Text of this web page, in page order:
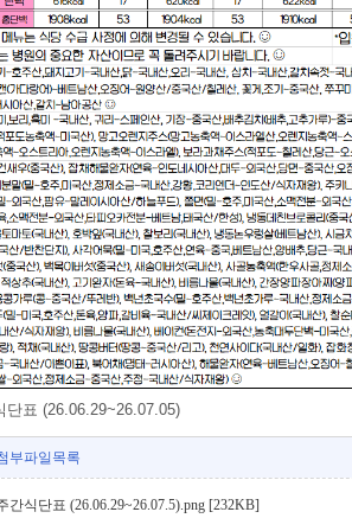
단표 (26.06.29~26.07.05)
부파일목록
간식단표 (26.06.29~26.07.5).png [232KB]